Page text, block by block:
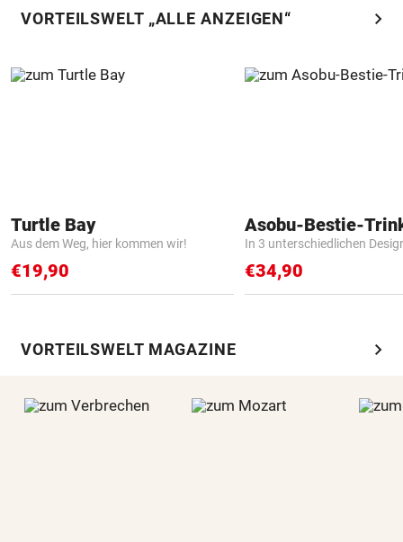
VORTEILSWELT „ALLE ANZEIGEN“ chevron_right
Turtle Bay
Aus dem Weg, hier kommen wir!
€19,90
Asobu-Bestie-
In 3 unterschiedlichen
€34,90
VORTEILSWELT MAGAZINE chevron_right